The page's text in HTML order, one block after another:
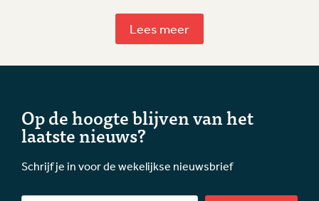
Lees meer
Op de hoogte blijven van het
laatste nieuws?
Schrijf je in voor de wekelijkse nieuwsbrief